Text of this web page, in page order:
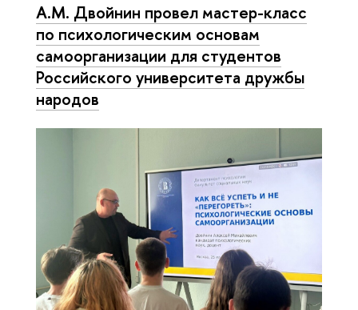
А.М. Двойнин провел мастер-класс
по психологическим основам
самоорганизации для студентов
Российского университета дружбы
народов